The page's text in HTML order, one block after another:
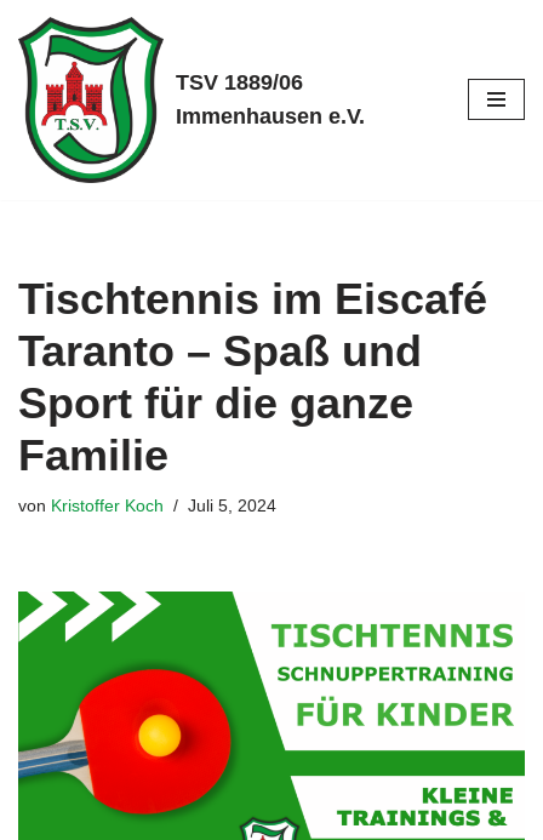
Zum
Inhalt
springen
TSV 1889/06
Immenhausen e.V.
Tischtennis im Eiscafé
Taranto – Spaß und
Sport für die ganze
Familie
von Kristoffer Koch Juli 5, 2024